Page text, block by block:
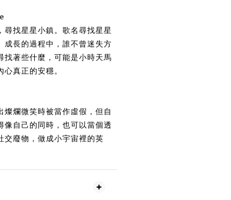
尋找星星⼩鎮。歌名尋找星星
成長的過程中，誰不曾迷失⽅
找著些什麼，可能是⼩時天⾺
⼼真正的安穩。
燦爛微笑時被當作虛假，但⾃
像⾃⼰的同時，也可以當個透
交廢物，做成⼩宇宙裡的英